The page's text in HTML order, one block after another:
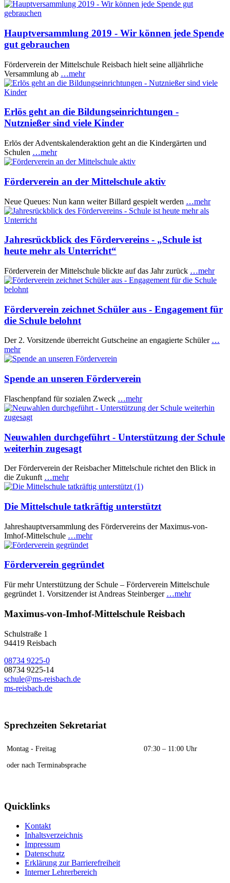
Hauptversammlung 2019 - Wir können jede Spende
gut gebrauchen
Förderverein der Mittelschule Reisbach hielt seine alljährliche
Versammlung ab …mehr
Erlös geht an die Bildungseinrichtungen -
Nutznießer sind viele Kinder
Erlös der Adventskalenderaktion geht an die Kindergärten und
Schulen …mehr
Förderverein an der Mittelschule aktiv
Neue Queues: Nun kann weiter Billard gespielt werden …mehr
Jahresrückblick des Fördervereins - „Schule ist
heute mehr als Unterricht“
Förderverein der Mittelschule blickte auf das Jahr zurück …mehr
Förderverein zeichnet Schüler aus - Engagement für
die Schule belohnt
Der 2. Vorsitzende überreicht Gutscheine an engagierte Schüler …
mehr
Spende an unseren Förderverein
Flaschenpfand für sozialen Zweck …mehr
Neuwahlen durchgeführt - Unterstützung der Schule
weiterhin zugesagt
Der Förderverein der Reisbacher Mittelschule richtet den Blick in
die Zukunft …mehr
Die Mittelschule tatkräftig unterstützt
Jahreshauptversammlung des Fördervereins der Maximus-von-
Imhof-Mittelschule …mehr
Förderverein gegründet
Für mehr Unterstützung der Schule – Förderverein Mittelschule
gegründet 1. Vorsitzender ist Andreas Steinberger …mehr
Maximus-von-Imhof-Mittelschule Reisbach
Schulstraße 1
94419 Reisbach
08734 9225-0
08734 9225-14
schule@ms-reisbach.de
ms-reisbach.de
Sprechzeiten Sekretariat
Montag - Freitag
07:30 – 11:00 Uhr
oder nach Terminabsprache
Quicklinks
Kontakt
Inhaltsverzeichnis
Impressum
Datenschutz
Erklärung zur Barrierefreiheit
Interner Lehrerbereich